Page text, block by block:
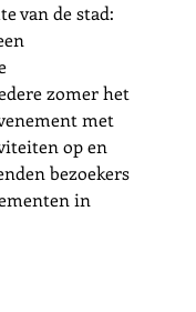
van de stad:
zomer het
met
op en
bezoekers
in